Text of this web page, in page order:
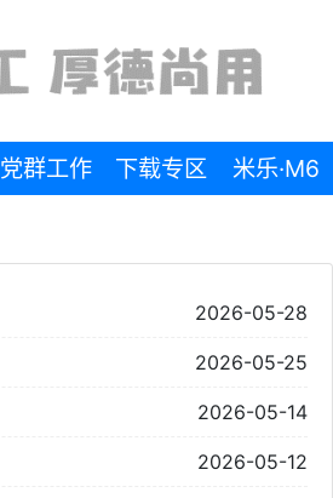
党群工作 下载专区 米乐·M6
2026-05-28
2026-05-25
2026-05-14
2026-05-12